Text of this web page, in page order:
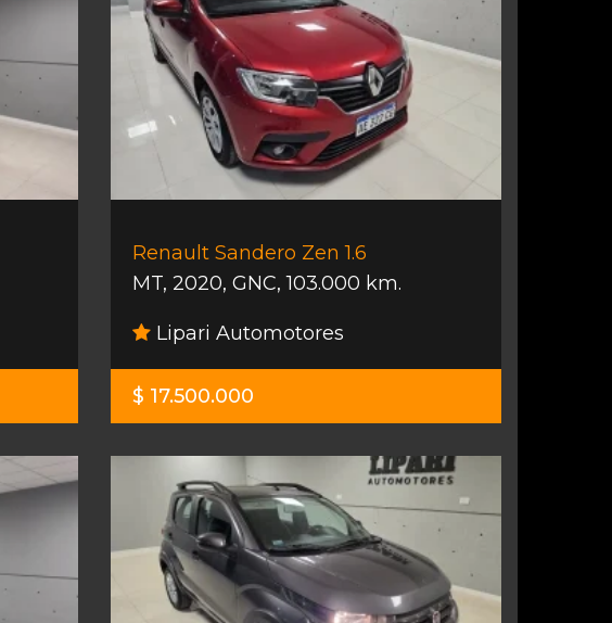
Renault Sandero Zen 1.6
MT, 2020, GNC,103.000 km.
Lipari Automotores
$ 17.500.000